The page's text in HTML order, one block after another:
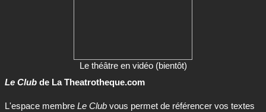
Le théâtre en vidéo (bientôt)
Le Club de La Theatrotheque.com
L'espace membre Le Club vous permet de référencer vos textes